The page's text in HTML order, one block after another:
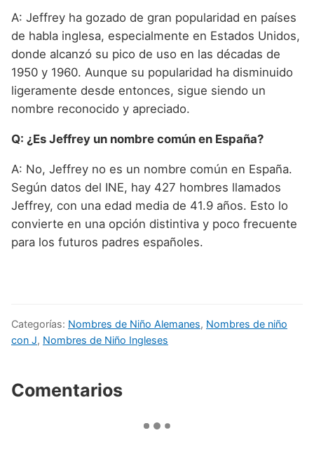
A: Jeffrey ha gozado de gran popularidad en países
de habla inglesa, especialmente en Estados Unidos,
donde alcanzó su pico de uso en las décadas de
1950 y 1960. Aunque su popularidad ha disminuido
ligeramente desde entonces, sigue siendo un
nombre reconocido y apreciado.
Q: ¿Es Jeffrey un nombre común en España?
A: No, Jeffrey no es un nombre común en España.
Según datos del INE, hay 427 hombres llamados
Jeffrey, con una edad media de 41.9 años. Esto lo
convierte en una opción distintiva y poco frecuente
para los futuros padres españoles.
Categorías: Nombres de Niño Alemanes, Nombres de niño
con J, Nombres de Niño Ingleses
Comentarios